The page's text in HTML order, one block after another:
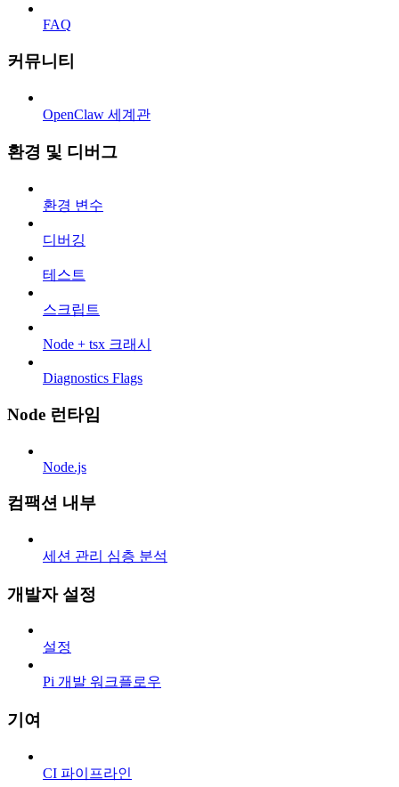
FAQ
커뮤니티
OpenClaw 세계관
환경 및 디버그
환경 변수
디버깅
테스트
스크립트
Node + tsx 크래시
Diagnostics Flags
Node 런타임
Node.js
컴팩션 내부
세션 관리 심층 분석
개발자 설정
설정
Pi 개발 워크플로우
기여
CI 파이프라인